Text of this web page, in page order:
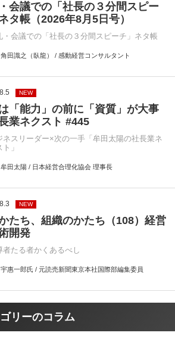
会議での「社長の３分間スピー
タ帳（2026年8月5日号）
・会議での「社長の３分間スピーチ」ネタ帳
角田識之（臥龍） / 感動経営コンサルタント
NEW
「能力」の前に「資質」が大事
業ネクスト #445
ネスリーダー×次の一手「牟田太陽の社長業ネ
」
牟田太陽 / 日本経営合理化協会 理事長
NEW
たち、組織のかたち（108）経営
開発
者たる者かくあるべし
宇惠一郎氏 / 元読売新聞東京本社国際部編集委員
リーのコラム